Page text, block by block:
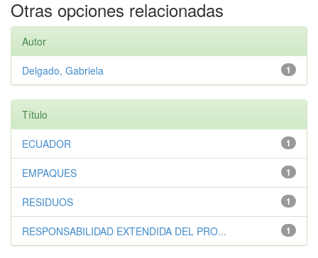
Otras opciones relacionadas
Autor
1
Delgado, Gabriela
Título
1
ECUADOR
1
EMPAQUES
1
RESIDUOS
1
RESPONSABILIDAD EXTENDIDA DEL PRO...